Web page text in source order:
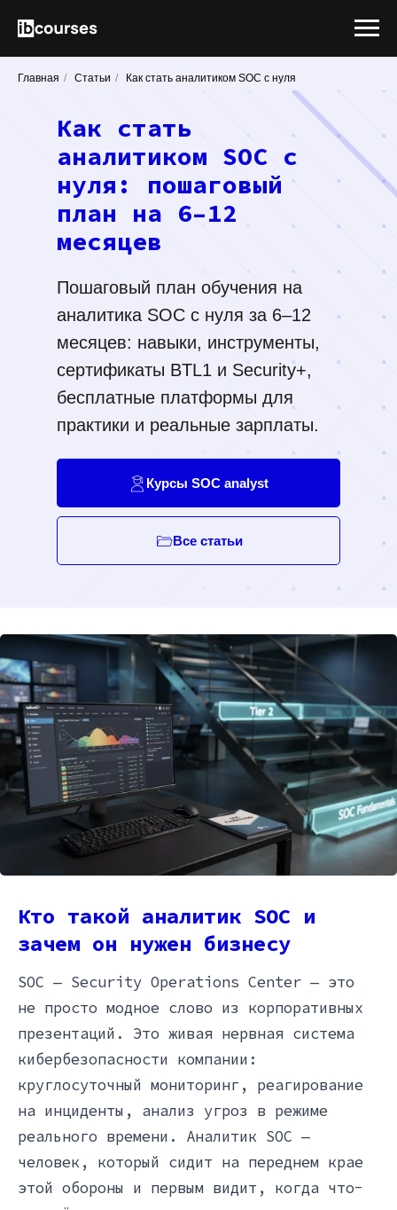
Главная / Статьи / Как стать аналитиком SOC с нуля
Как стать
аналитиком SOC с
нуля: пошаговый
план на 6–12
месяцев
Все статьи
Курсы SOC analyst
Пошаговый план обучения на
аналитика SOC с нуля за 6–12
месяцев: навыки, инструменты,
сертификаты BTL1 и Security+,
бесплатные платформы для
практики и реальные зарплаты.
Кто такой аналитик SOC и
зачем он нужен бизнесу
SOC — Security Operations Center — это
не просто модное слово из корпоративных
презентаций. Это живая нервная система
кибербезопасности компании:
круглосуточный мониторинг, реагирование
на инциденты, анализ угроз в режиме
реального времени. Аналитик SOC —
человек, который сидит на переднем крае
этой обороны и первым видит, когда что-